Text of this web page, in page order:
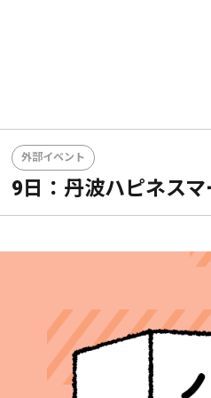
外部イベント
9日：丹波ハピネス